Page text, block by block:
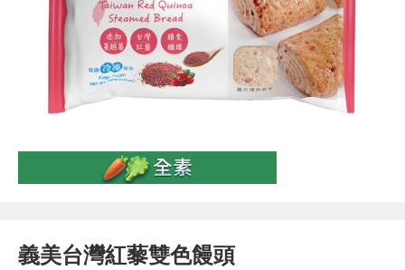
義美台灣紅藜雙色饅頭